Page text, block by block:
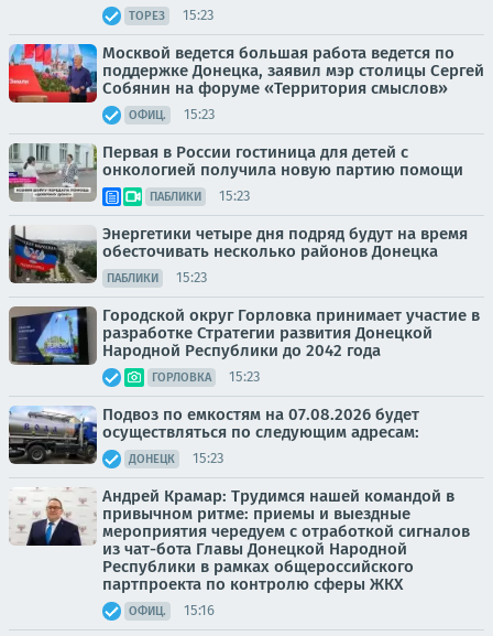
ТОРЕЗ 15:23
Москвой ведется большая работа ведется по
поддержке Донецка, заявил мэр столицы Сергей
Собянин на форуме «Территория смыслов»
ОФИЦ. 15:23
Первая в России гостиница для детей с
онкологией получила новую партию помощи
ПАБЛИКИ 15:23
Энергетики четыре дня подряд будут на время
обесточивать несколько районов Донецка
ПАБЛИКИ 15:23
Городской округ Горловка принимает участие в
разработке Стратегии развития Донецкой
Народной Республики до 2042 года
ГОРЛОВКА 15:23
Подвоз по емкостям на 07.08.2026 будет
осуществляться по следующим адресам:
ДОНЕЦК 15:23
Андрей Крамар: Трудимся нашей командой в
привычном ритме: приемы и выездные
мероприятия чередуем с отработкой сигналов
из чат-бота Главы Донецкой Народной
Республики в рамках общероссийского
партпроекта по контролю сферы ЖКХ
ОФИЦ. 15:16